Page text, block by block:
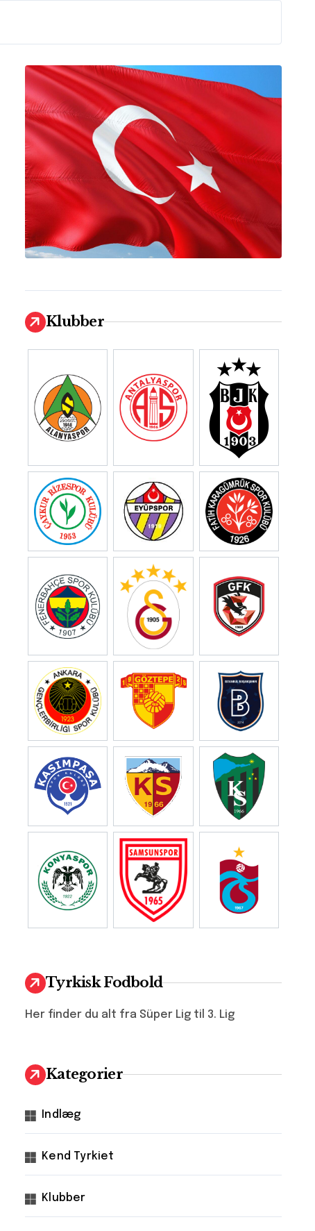
Klubber
Tyrkisk Fodbold
Her finder du alt fra Süper Lig til 3. Lig
Kategorier
Indlæg
Kend Tyrkiet
Klubber